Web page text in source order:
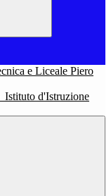
Istituto d'Istruzione